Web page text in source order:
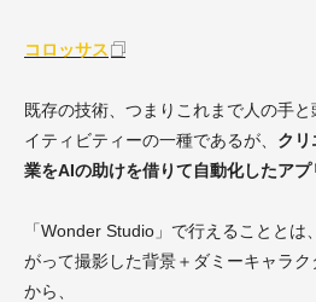
コロッサス
既存の技術、つまりこれまで人の手
イティビティーの一種であるが、 クリ
業をAIの助けを借りて自動化したア
「Wonder Studio」で行えることとは
がって撮影した背景＋ダミーキャラ
から、